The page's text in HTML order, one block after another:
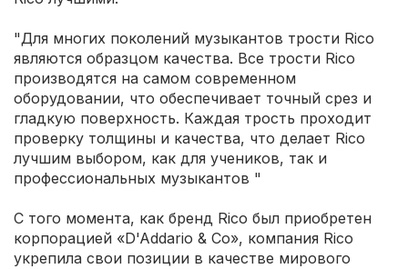
"Для многих поколений музыкантов трости Rico
являются образцом качества. Все трости Rico
производятся на самом современном
оборудовании, что обеспечивает точный срез и
гладкую поверхность. Каждая трость проходит
проверку толщины и качества, что делает Rico
лучшим выбором, как для учеников, так и
профессиональных музыкантов "
С того момента, как бренд Rico был приобретен
корпорацией «D'Addario & Co», компания Rico
укрепила свои позиции в качестве мирового